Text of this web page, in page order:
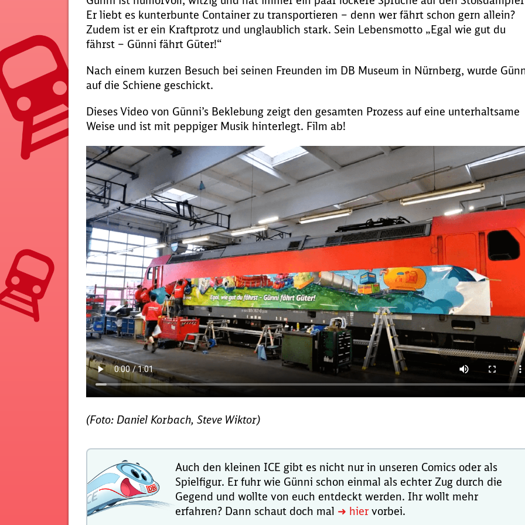
Er liebt es kunterbunte Container zu transportieren – denn wer fährt schon gern allein?
Zudem ist er ein Kraftprotz und unglaublich stark. Sein Lebensmotto „Egal wie gut du
fährst – Günni fährt Güter!“
Nach einem kurzen Besuch bei seinen Freunden im DB Museum in Nürnberg, wurde
auf die Schiene geschickt.
Dieses Video von Günni’s Beklebung zeigt den gesamten Prozess auf eine unterhaltsame
Weise und ist mit peppiger Musik hinterlegt. Film ab!
(Foto: Daniel Korbach, Steve Wiktor)
Auch den kleinen ICE gibt es nicht nur in unseren Comics oder als
Spielfigur. Er fuhr wie Günni schon einmal als echter Zug durch die
Gegend und wollte von euch entdeckt werden. Ihr wollt mehr
erfahren? Dann schaut doch mal ➜ hier vorbei.